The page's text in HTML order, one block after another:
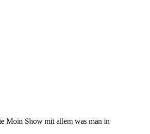
Moin Show mit allem was man in